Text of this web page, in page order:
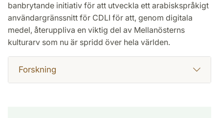
banbrytande initiativ för att utveckla ett arabiskspråkigt
användargränssnitt för CDLI för att, genom digitala
medel, återuppliva en viktig del av Mellanösterns
kulturarv som nu är spridd över hela världen.
Forskning